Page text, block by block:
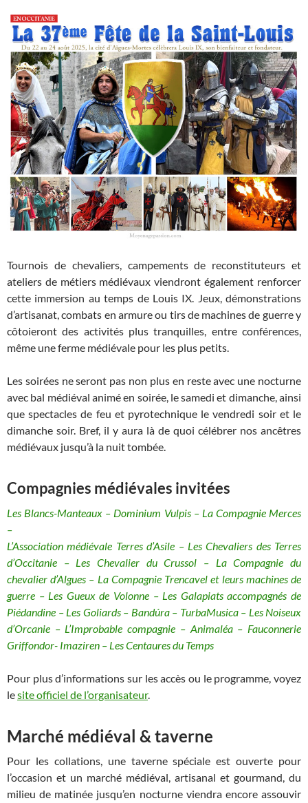
Tournois de chevaliers, campements de reconstituteurs et
ateliers de métiers médiévaux viendront également renforcer
cette immersion au temps de Louis IX. Jeux, démonstrations
d’artisanat, combats en armure ou tirs de machines de guerre y
côtoieront des activités plus tranquilles, entre conférences,
même une ferme médiévale pour les plus petits.
Les soirées ne seront pas non plus en reste avec une nocturne
avec bal médiéval animé en soirée, le samedi et dimanche, ainsi
que spectacles de feu et pyrotechnique le vendredi soir et le
dimanche soir. Bref, il y aura là de quoi célébrer nos ancêtres
médiévaux jusqu’à la nuit tombée.
Compagnies médiévales invitées
Les Blancs-Manteaux – Dominium Vulpis – La Compagnie Merces
–
L’Association médiévale Terres d’Asile – Les Chevaliers des Terres
d’Occitanie – Les Chevalier du Crussol – La Compagnie du
chevalier d’Algues – La Compagnie Trencavel et leurs machines de
guerre – Les Gueux de Volonne – Les Galapiats accompagnés de
Piédandine – Les Goliards – Bandúra – TurbaMusica – Les Noiseux
d’Orcanie – L’Improbable compagnie – Animaléa – Fauconnerie
Griffondor- Imaziren – Les Centaures du Temps
Pour plus d’informations sur les accès ou le programme, voyez
lesite officiel de l’organisateur.
Marché médiéval & taverne
Pour les collations, une taverne spéciale est ouverte pour
l’occasion et un marché médiéval, artisanal et gourmand, du
milieu de matinée jusqu’en nocturne viendra encore assouvir